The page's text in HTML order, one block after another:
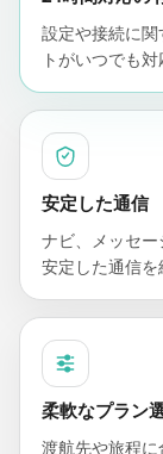
設定や接続に
トがいつでも対
安定した通信
ナビ、メッセ
安定した通信を
柔軟なプラン
渡航先や旅程